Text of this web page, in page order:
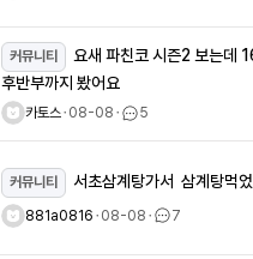
커뮤니티
후반부까지 봤어요
카토스ㆍ08-08ㆍ 5
커뮤니티 서초삼계탕가서 삼계탕먹
881a0816ㆍ08-08ㆍ 7